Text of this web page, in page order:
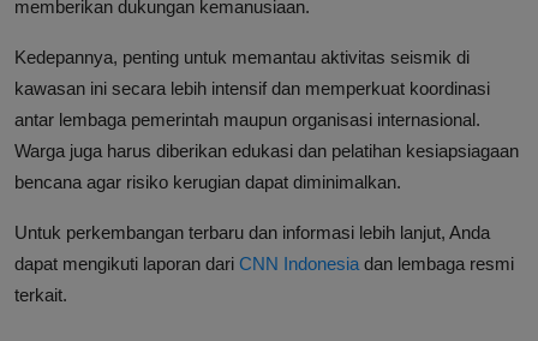
memberikan dukungan kemanusiaan.
Kedepannya, penting untuk memantau aktivitas seismik di
kawasan ini secara lebih intensif dan memperkuat koordinasi
antar lembaga pemerintah maupun organisasi internasional.
Warga juga harus diberikan edukasi dan pelatihan kesiapsiagaan
bencana agar risiko kerugian dapat diminimalkan.
Untuk perkembangan terbaru dan informasi lebih lanjut, Anda
dapat mengikuti laporan dari CNN Indonesia dan lembaga resmi
terkait.